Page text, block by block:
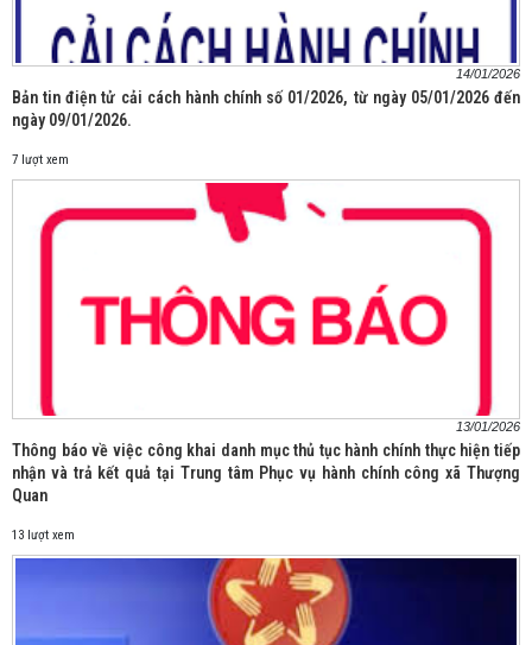
14/01/2026
Bản tin điện tử cải cách hành chính số 01/2026, từ ngày 05/01/2026 đến
ngày 09/01/2026.
7 lượt xem
13/01/2026
Thông báo về việc công khai danh mục thủ tục hành chính thực hiện tiếp
nhận và trả kết quả tại Trung tâm Phục vụ hành chính công xã Thượng
Quan
13 lượt xem